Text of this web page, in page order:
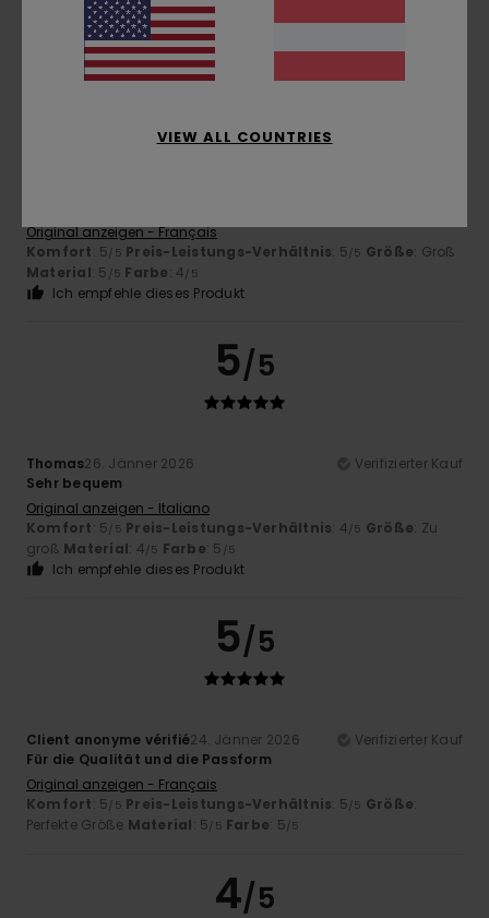
Ich empfehle dieses Produkt
5 /5
Original anzeigen - Français
Komfort: 5/5 Preis-Leistungs-Verhältnis: 5/5 Größe: Groß
Material: 5 /5 Farbe: 4/5
Ich empfehle dieses Produkt
5/5
Thomas26. Jänner 2026
Verifizierter Kauf
Sehr bequem
Original anzeigen - Italiano
Komfort: 5/5 Preis-Leistungs-Verhältnis: 4/5 Größe: Zu
groß Material: 4/5 Farbe: 5 /5
Ich empfehle dieses Produkt
5/5
Client anonyme vérifié24. Jänner 2026
Verifizierter Kauf
Für die Qualität und die Passform
Original anzeigen - Français
Komfort: 5/5 Preis-Leistungs-Verhältnis: 5/5 Größe:
Perfekte Größe Material: 5/5 Farbe: 5/5
4/5
VIEW ALL COUNTRIES